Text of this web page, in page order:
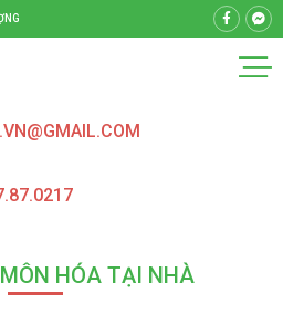
HÓA TẠI NHÀ